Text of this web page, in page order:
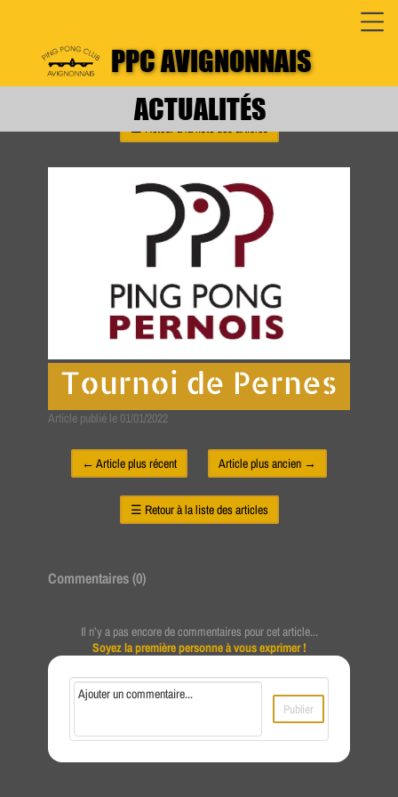
PPC AVIGNONNAIS
ACTUALITÉS
☰Retour à la liste des articles
Tournoi de Pernes
Article publié le 01/01/2022
← Article plus récent Article plus ancien →
☰ Retour à la liste des articles
Commentaires (0)
Il n’y a pas encore de commentaires pour cet article...
Soyez la première personne à vous exprimer !
Publier